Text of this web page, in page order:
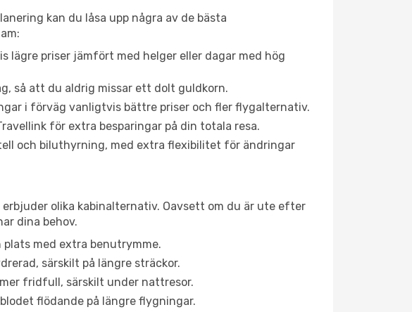
kan du låsa upp några av de bästa
lägre priser jämfört med helger eller dagar med hög
så att du aldrig missar ett dolt guldkorn.
i förväg vanligtvis bättre priser och fler flygalternativ.
för extra besparingar på din totala resa.
och biluthyrning, med extra flexibilitet för ändringar
olika kabinalternativ. Oavsett om du är ute efter
dina behov.
med extra benutrymme.
särskilt på längre sträckor.
fridfull, särskilt under nattresor.
flödande på längre flygningar.